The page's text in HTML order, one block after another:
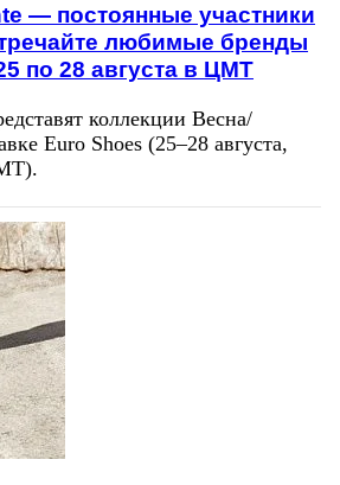
— постоянные участники
любимые бренды
по 28 августа в ЦМТ
коллекции Весна/
Euro Shoes (25–28 августа,